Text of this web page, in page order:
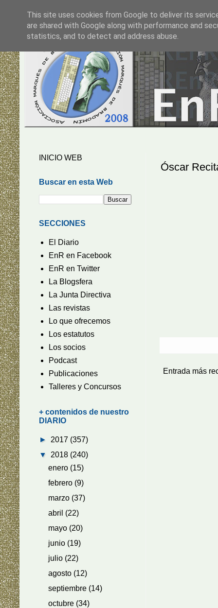
Óscar
Entrada más
INICIO WEB
Buscar en esta Web
SECCIONES
El Diario
EnR en Facebook
EnR en Twitter
La Blogsfera
La Junta Directiva
Las revistas
Lo que ofrecemos
Los estatutos
Los socios
Podcast
Publicaciones
Talleres y Concursos
+ contenidos de nuestro
DIARIO
► 2017 (357)
▼ 2018 (240)
enero (15)
febrero (9)
marzo (37)
abril (22)
mayo (20)
junio (19)
julio (22)
agosto (12)
septiembre (14)
octubre (34)
This site uses cookies from Google to deliver its
are shared with Google along with performance and
statistics, and to detect and address abuse.